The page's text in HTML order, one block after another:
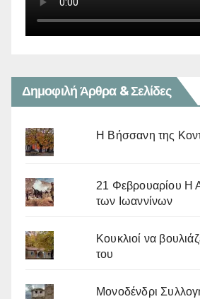
Δημοφιλή Άρθρα & Σελίδες
Η Βήσσανη της
21 Φεβρουαρίου Η
των Ιωαννίνων
Κουκλιοί να
του
Μονοδένδρι